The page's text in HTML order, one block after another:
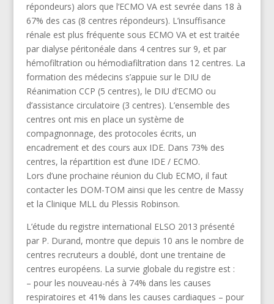
répondeurs) alors que l’ECMO VA est sevrée dans 18 à
67% des cas (8 centres répondeurs). L’insuffisance
rénale est plus fréquente sous ECMO VA et est traitée
par dialyse péritonéale dans 4 centres sur 9, et par
hémofiltration ou hémodiafiltration dans 12 centres. La
formation des médecins s’appuie sur le DIU de
Réanimation CCP (5 centres), le DIU d’ECMO ou
d’assistance circulatoire (3 centres). L’ensemble des
centres ont mis en place un système de
compagnonnage, des protocoles écrits, un
encadrement et des cours aux IDE. Dans 73% des
centres, la répartition est d’une IDE / ECMO.
Lors d’une prochaine réunion du Club ECMO, il faut
contacter les DOM-TOM ainsi que les centre de Massy
et la Clinique MLL du Plessis Robinson.
L’étude du registre international ELSO 2013 présenté
par P. Durand, montre que depuis 10 ans le nombre de
centres recruteurs a doublé, dont une trentaine de
centres européens. La survie globale du registre est :
– pour les nouveau-nés à 74% dans les causes
respiratoires et 41% dans les causes cardiaques – pour